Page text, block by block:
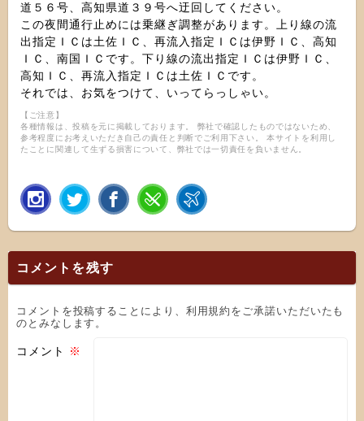
道５６号、高知県道３９号へ迂回してください。
この夜間通行止めには乗継ぎ調整があります。上り線の流
出指定ＩＣは土佐ＩＣ、再流入指定ＩＣは伊野ＩＣ、高知
ＩＣ、南国ＩＣです。下り線の流出指定ＩＣは伊野ＩＣ、
高知ＩＣ、再流入指定ＩＣは土佐ＩＣです。
それでは、お気をつけて、いってらっしゃい。
【ご注意】
各種情報は、投稿を元に掲載しております。 弊社で確認したものではないため、
参考程度にお考えいただき自己の責任と判断でご利用下さい。 本サイトを利用し
たことに関連して生ずる損害について、弊社では一切責任を負いません。
コメントを残す
コメントを投稿することにより、利用規約をご承諾いただいたも
のとみなします。
コメント ※